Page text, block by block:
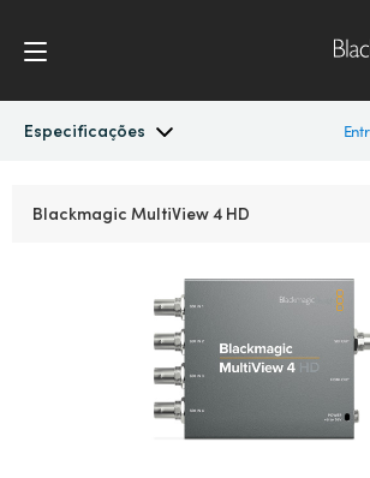
Especificações
Blackmagic MultiView 4 HD